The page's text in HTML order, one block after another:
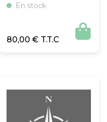
En stock
80,00€ 